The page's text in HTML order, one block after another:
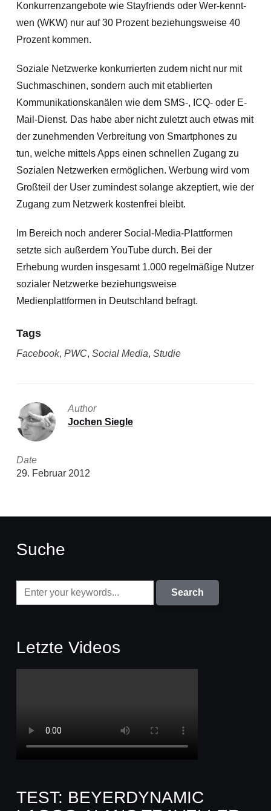
Konkurrenzangebote wie Stayfriends oder Wer-kennt-
wen (WKW) nur auf 30 Prozent beziehungsweise 40
Prozent kommen.
Soziale Netzwerke konkurrierten zudem nicht nur mit
Suchmaschinen, sondern auch mit etablierten
Kommunikationskanälen wie dem SMS-, ICQ- oder E-
Mail-Dienst. Das habe aber nicht zuletzt auch etwas mit
der zunehmenden Verbreitung von Smartphones zu
tun, welche mittels Apps einen schnellen Zugang zu
Sozialen Netzwerken ermöglichen. Werbung wird vom
Großteil der User zumindest solange akzeptiert, wie der
Zugang zum Netzwerk kostenfrei bleibt.
Im Bereich noch anderer Social-Media-Plattformen
setzte sich außerdem YouTube durch. Bei der
Erhebung wurden insgesamt 1.000 regelmäßige Nutzer
sozialer Netzwerke beziehungsweise
Medienplattformen in Deutschland befragt.
Tags
Facebook, PWC, Social Media, Studie
Author
Jochen Siegle
Date
29. Februar 2012
Suche
Letzte Videos
TEST: BEYERDYNAMIC